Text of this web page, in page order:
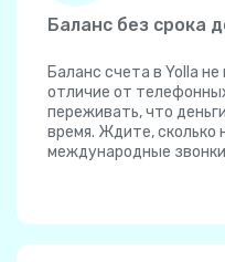
Баланс без срока
Баланс счета в Yolla
отличие от
переживать, что
время. Ждите, сколько
международные